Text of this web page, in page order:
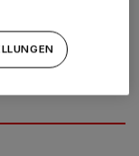
daran,
du deine